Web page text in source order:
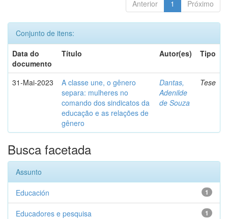
Anterior 1 Próximo
Conjunto de itens:
Data do
documento
Título Autor(es) Tipo
31-Mai-2023
A classe une, o gênero
separa: mulheres no
comando dos sindicatos da
educação e as relações de
gênero
Dantas,
Adenilde
de Souza
Tese
Busca facetada
Assunto
1
Educación
1
Educadores e pesquisa